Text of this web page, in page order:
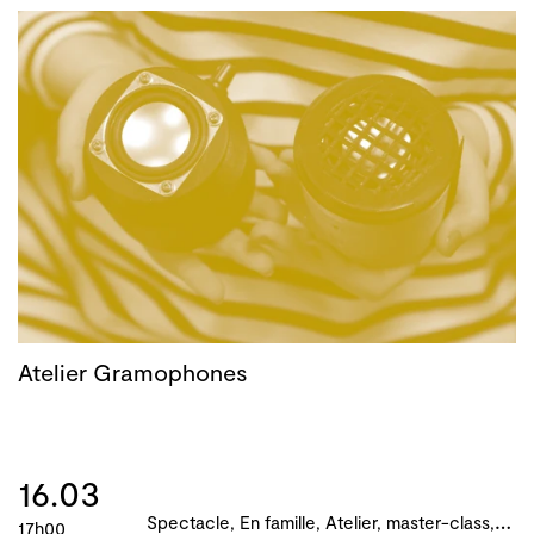
Atelier Gramophones
16.03
17h00 S
pectacle, En famille, Atelier, master-class, parcours, B!ME 2024